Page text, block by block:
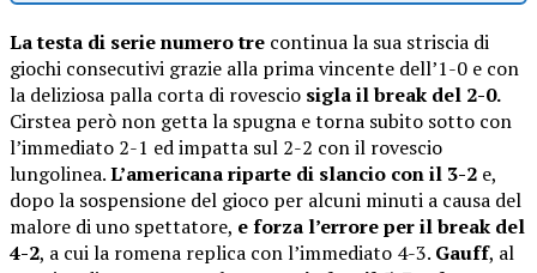
La testa di serie numero tre continua la sua striscia di
giochi consecutivi grazie alla prima vincente dell’1-0 e con
la deliziosa palla corta di rovescio sigla il break del 2-0.
Cirstea però non getta la spugna e torna subito sotto con
l’immediato 2-1 ed impatta sul 2-2 con il rovescio
lungolinea.L’americana riparte di slancio con il 3-2 e,
dopo la sospensione del gioco per alcuni minuti a causa del
malore di uno spettatore, eforza l’errore per il break del
4-2, a cui la romena replica con l’immediato 4-3. Gauff, al